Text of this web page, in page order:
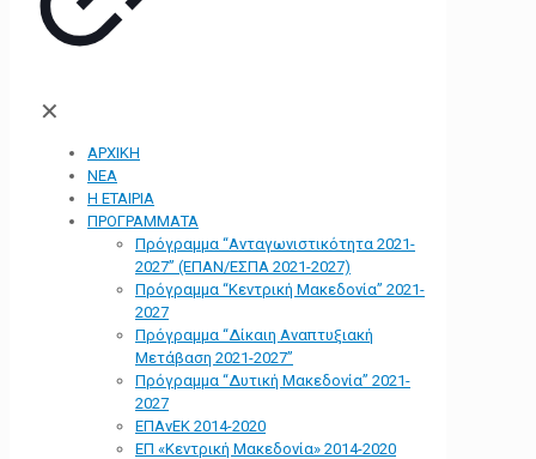
✕
ΑΡΧΙΚΗ
ΝΕΑ
Η ΕΤΑΙΡΙΑ
ΠΡΟΓΡΑΜΜΑΤΑ
Πρόγραμμα “Ανταγωνιστικότητα 2021-
2027” (ΕΠΑΝ/ΕΣΠΑ 2021-2027)
Πρόγραμμα “Κεντρική Μακεδονία” 2021-
2027
Πρόγραμμα “Δίκαιη Αναπτυξιακή
Μετάβαση 2021-2027”
Πρόγραμμα “Δυτική Μακεδονία” 2021-
2027
ΕΠΑνΕΚ 2014-2020
ΕΠ «Kεντρική Μακεδονία» 2014-2020